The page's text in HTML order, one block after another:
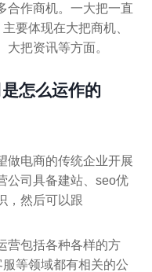
合作商机。一大把一直
要体现在大把商机、
把资讯等方面。
怎么运作的
做电商的传统企业开展
公司具备建站、seo优
，然后可以跟
营包括各种各样的方
等领域都有相关的公